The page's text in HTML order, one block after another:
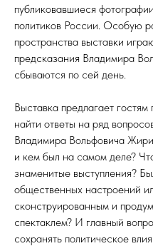
публиковавшиеся
политиков России. Особую
пространства выставки
предсказания Владимира
сбываются по сей день.
Выставка предлагает
найти ответы на ряд
Владимира Вольфовича
и кем был на самом деле?
знаменитые выступления?
общественных настроений
сконструированным и
спектаклем? И главный
сохранять политическое